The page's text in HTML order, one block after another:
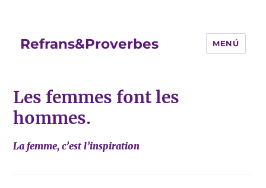
Refrans&Proverbes MENÚ
Les femmes font les
hommes.
La femme, c’est l’inspiration